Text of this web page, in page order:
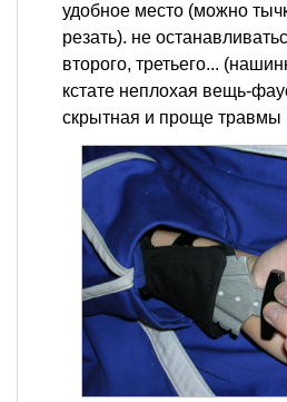
удобное место (можно
резать). не
второго, третьего...
кстате неплохая вещь-
скрытная и проще травмы